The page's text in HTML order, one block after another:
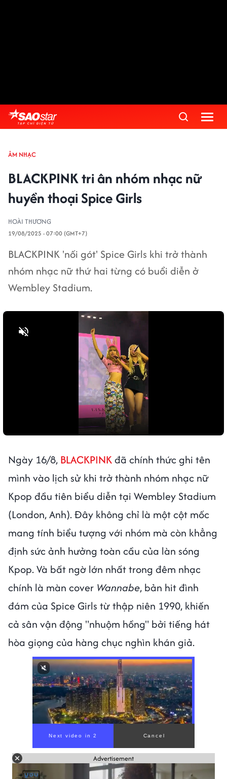
ÂM NHẠC
BLACKPINK tri ân nhóm nhạc nữ
huyền thoại Spice Girls
HOÀI THƯƠNG
19/08/2025 - 07:00 (GMT+7)
BLACKPINK 'nối gót' Spice Girls khi trở thành
nhóm nhạc nữ thứ hai từng có buổi diễn ở
Wembley Stadium.
Ngày 16/8, BLACKPINKđã chính thức ghi tên
mình vào lịch sử khi trở thành nhóm nhạc nữ
Kpop đầu tiên biểu diễn tại Wembley Stadium
(London, Anh). Đây không chỉ là một cột mốc
mang tính biểu tượng với nhóm mà còn khẳng
định sức ảnh hưởng toàn cầu của làn sóng
Kpop. Và bất ngờ lớn nhất trong đêm nhạc
chính là màn cover Wannabe, bản hit đình
đám của Spice Girls từ thập niên 1990, khiến
cả sân vận động "nhuộm hồng" bởi tiếng hát
hòa giọng của hàng chục nghìn khán giả.
Advertisement